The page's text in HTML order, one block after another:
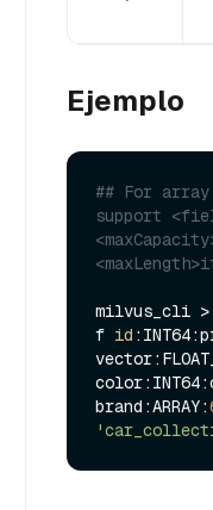
Ejemplo
## For
support
milvus_cli
f id
brand:ARRAY: